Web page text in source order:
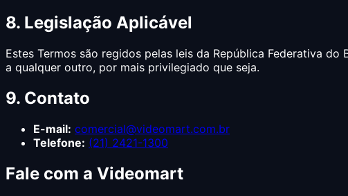
8. Legislação Aplicável
Estes Termos são regidos pelas leis da República Federativa
a qualquer outro, por mais privilegiado que seja.
9. Contato
E-mail: comercial@videomart.com.br
Telefone: (21) 2421-1300
Fale com a Videomart